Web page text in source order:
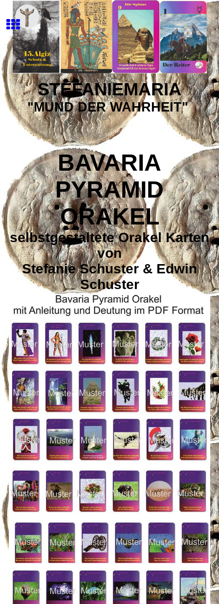
STEFANIEMARIA
"MUND DER WAHRHEIT"
BAVARIA
PYRAMID
ORAKEL
selbstgestaltete Orakel Karten
von
Stefanie Schuster & Edwin
Schuster